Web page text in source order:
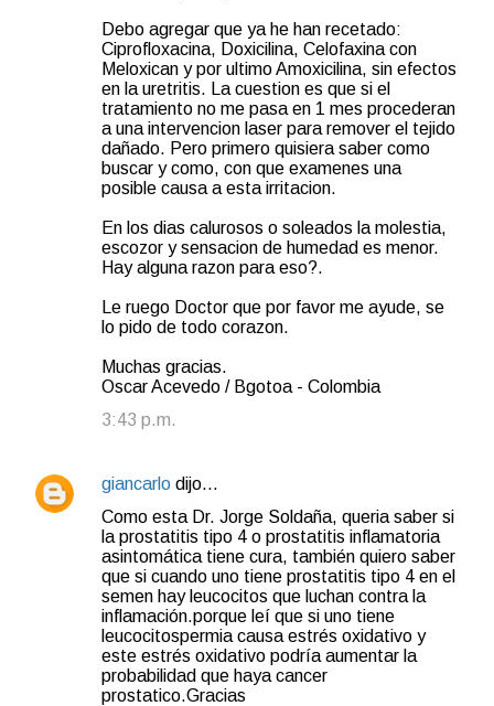
Debo agregar que ya he han recetado:
Ciprofloxacina, Doxicilina, Celofaxina con
Meloxican y por ultimo Amoxicilina, sin efectos
en la uretritis. La cuestion es que si el
tratamiento no me pasa en 1 mes procederan
a una intervencion laser para remover el tejido
dañado. Pero primero quisiera saber como
buscar y como, con que examenes una
posible causa a esta irritacion.
En los dias calurosos o soleados la molestia,
escozor y sensacion de humedad es menor.
Hay alguna razon para eso?.
Le ruego Doctor que por favor me ayude, se
lo pido de todo corazon.
Muchas gracias.
Oscar Acevedo / Bgotoa - Colombia
3:43 p.m.
giancarlo dijo…
Como esta Dr. Jorge Soldaña, queria saber si
la prostatitis tipo 4 o prostatitis inflamatoria
asintomática tiene cura, también quiero saber
que si cuando uno tiene prostatitis tipo 4 en el
semen hay leucocitos que luchan contra la
inflamación.porque leí que si uno tiene
leucocitospermia causa estrés oxidativo y
este estrés oxidativo podría aumentar la
probabilidad que haya cancer
prostatico.Gracias